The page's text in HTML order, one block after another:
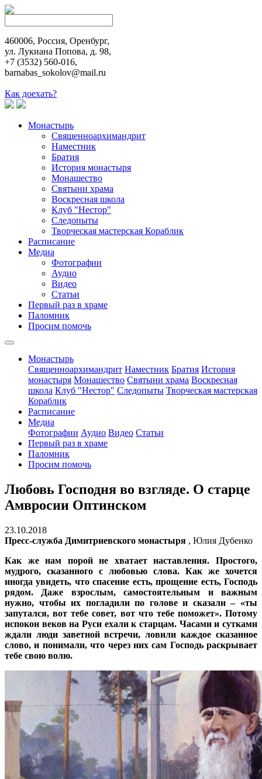
460006, Россия, Оренбург,
ул. Лукиана Попова, д. 98,
+7 (3532) 560-016,
barnabas_sokolov@mail.ru
Как доехать?
Монастырь
Священноархимандрит
Наместник
Братия
История монастыря
Монашество
Cвятыни храма
Воскресная школа
Клуб "Нестор"
Следопыты
Творческая мастерская Кораблик
Расписание
Медиа
Фотографии
Аудио
Видео
Статьи
Первый раз в храме
Паломник
Просим помочь
Монастырь
Священноархимандрит Наместник Братия История
монастыря Монашество Cвятыни храма Воскресная
школа Клуб "Нестор" Следопыты Творческая мастерская
Кораблик
Расписание
Медиа
Фотографии Аудио Видео Статьи
Первый раз в храме
Паломник
Просим помочь
Любовь Господня во взгляде. О старце
Амвросии Оптинском
23.10.2018
Пресс-служба Димитриевского монастыря , Юлия Дубенко
Как же нам порой не хватает наставления. Простого,
мудрого, сказанного с любовью слова. Как же хочется
иногда увидеть, что спасение есть, прощение есть, Господь
рядом. Даже взрослым, самостоятельным и важным
нужно, чтобы их погладили по голове и сказали – «ты
запутался, вот тебе совет, вот что тебе поможет». Потому
испокон веков на Руси ехали к старцам. Часами и сутками
ждали люди заветной встречи, ловили каждое сказанное
слово, и понимали, что через них сам Господь раскрывает
тебе свою волю.